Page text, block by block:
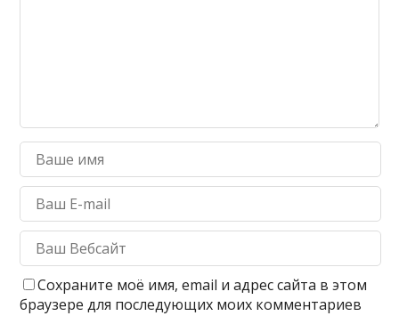
Сохраните моё имя, email и адрес сайта в этом
браузере для последующих моих комментариев